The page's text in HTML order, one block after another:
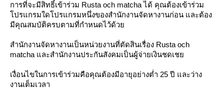
การที่จะมีสิทธิ์เข้าร่วม Rusta och matcha ได้ คุณต้องเข้าร่วม
ปรแกรมใดโปรแกรมหนึ่งของสำนักงานจัดหางานก่อน และต้อง
มีคุณสมบัติครบตามที่กำหนดไว้ด้ว
สำนักงานจัดหางานเป็นหน่วยงานที่ตัดสินเรื่อง Rusta och
matcha และสำนักงานประกันสังคมเป็นผู้จ่ายเงินชดเช
เงื่อนไขในการเข้าร่วมคือคุณต้องมีอายุอย่างต่ำ 25 ปี และว่าง
งานเต็มเวลา